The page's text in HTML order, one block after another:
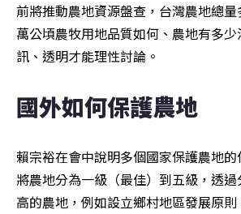
前將推動農地資源盤查，台灣農地總
萬公頃農牧用地品質如何、農地有多
訊、透明才能理性討論。
國外如何保護農地
賴宗裕在會中說明多個國家保護農地的
將農地分為一級（最佳）到五級，透
高的農地，例如設立鄉村地區發展原